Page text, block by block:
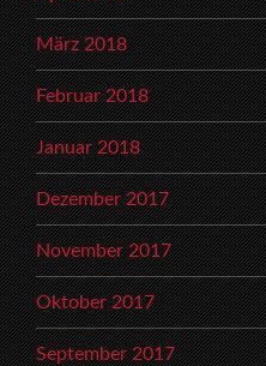
März 2018
Februar 2018
Januar 2018
Dezember 2017
November 2017
Oktober 2017
September 2017